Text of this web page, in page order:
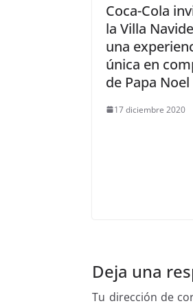
Coca-Cola
la Villa
una
única en
de Papa Noel
17 diciembre 2020
Deja una
Tu dirección de